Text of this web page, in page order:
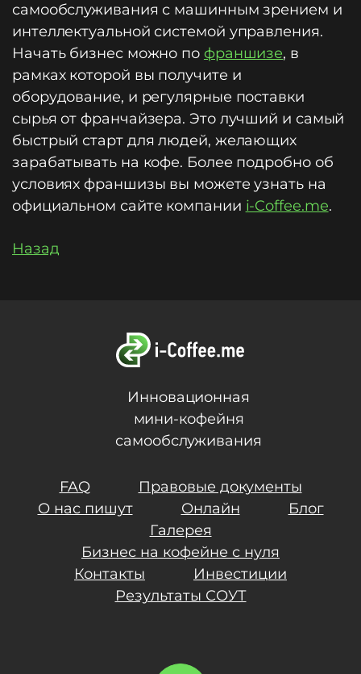
самообслуживания с машинным зрением и
интеллектуальной системой управления.
Начать бизнес можно по франшизе, в
рамках которой вы получите и
оборудование, и регулярные поставки
сырья от франчайзера. Это лучший и самый
быстрый старт для людей, желающих
зарабатывать на кофе. Более подробно об
условиях франшизы вы можете узнать на
официальном сайте компании i-Coffee.me.
Назад
Инновационная
мини-кофейня
самообслуживания
FAQ
Правовые документы
О нас пишут
Онлайн
Блог
Галерея
Бизнес на кофейне с нуля
Контакты
Инвестиции
Результаты СОУТ